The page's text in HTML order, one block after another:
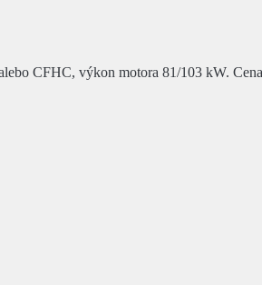
CFHC, výkon motora 81/103 kW.